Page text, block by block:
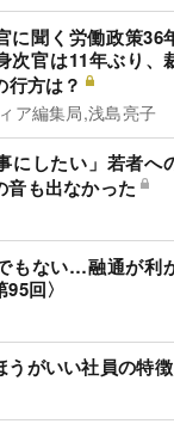
に聞く労働政策36
官は11年ぶり、
方は？
ア編集局,浅島亮子
にしたい」若者
音も出なかった
もない…融通が利
回〉
がいい社員の特